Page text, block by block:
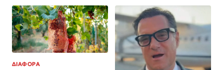
ΔΙΑΦΟΡΑ